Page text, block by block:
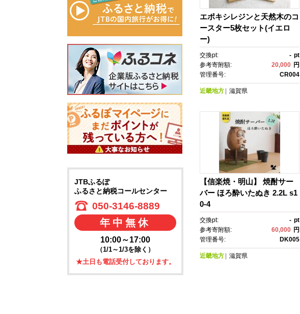
エポキシレジンと天然木のコ
ースター5枚セット(イエロ
ー)
交換pt: - pt
参考寄附額:
20,000 円
管理番号:
CR004
近畿地方 滋賀県
【信楽焼・明山】 焼酎サー
バー ほろ酔いたぬき 2.2L s1
0-4
交換pt: - pt
参考寄附額:
60,000 円
管理番号:
DK005
近畿地方 滋賀県
JTBふるぽ
ふるさと納税コールセンター
050-3146-8889
年中無休
10:00～17:00
（1/1～1/3を除く）
★土日も電話受付しております。